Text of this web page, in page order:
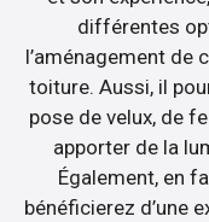
différentes
l’aménagement de
toiture. Aussi, il
pose de velux, de
apporter de la
Également, en
bénéficierez d’une